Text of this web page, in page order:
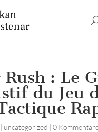
Rush : Le
du Jeu
uncategorized | 0